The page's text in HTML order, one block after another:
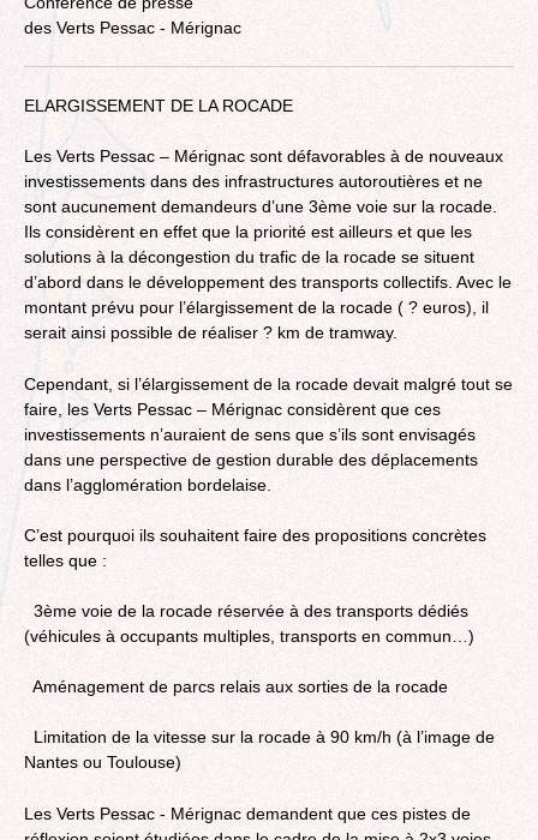
des Verts Pessac - Mérignac
ELARGISSEMENT DE LA ROCADE
Les Verts Pessac – Mérignac sont défavorables à de nouveaux
investissements dans des infrastructures autoroutières et ne
sont aucunement demandeurs d’une 3ème voie sur la rocade.
Ils considèrent en effet que la priorité est ailleurs et que les
solutions à la décongestion du trafic de la rocade se situent
d’abord dans le développement des transports collectifs. Avec le
montant prévu pour l’élargissement de la rocade ( ? euros), il
serait ainsi possible de réaliser ? km de tramway.
Cependant, si l’élargissement de la rocade devait malgré tout se
faire, les Verts Pessac – Mérignac considèrent que ces
investissements n’auraient de sens que s’ils sont envisagés
dans une perspective de gestion durable des déplacements
dans l’agglomération bordelaise.
C’est pourquoi ils souhaitent faire des propositions concrètes
telles que :
3ème voie de la rocade réservée à des transports dédiés
(véhicules à occupants multiples, transports en commun…)
Aménagement de parcs relais aux sorties de la rocade
Limitation de la vitesse sur la rocade à 90 km/h (à l’image de
Nantes ou Toulouse)
Les Verts Pessac - Mérignac demandent que ces pistes de